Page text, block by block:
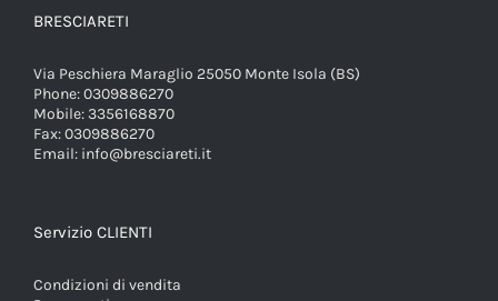
BRESCIARETI
Via Peschiera Maraglio 25050 Monte Isola (BS)
Phone:0309886270
Mobile:3356168870
Fax:0309886270
Email: info@bresciareti.it
Servizio CLIENTI
Condizioni di vendita